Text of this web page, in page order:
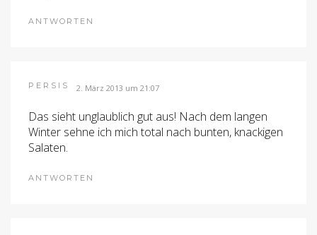
ANTWORTEN
PERSIS 2. März 2013 um 21:07
Das sieht unglaublich gut aus! Nach dem langen
Winter sehne ich mich total nach bunten, knackigen
Salaten.
ANTWORTEN